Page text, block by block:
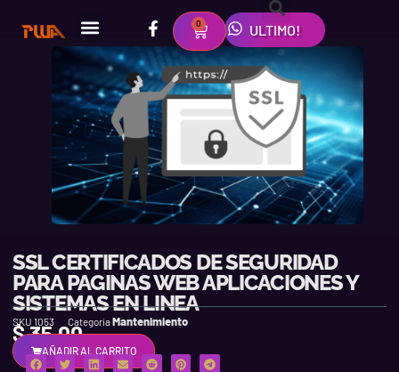
contenido
ULTIMO!
F
a
c
e
b
o
o
k
-
f
I
n
s
t
a
g
r
m
W
h
a
t
s
a
p
p
0
CART
SSL CERTIFICADOS DE SEGURIDAD
PARA PAGINAS WEB APLICACIONES Y
SISTEMAS EN LINEA
SKU 1053 CategoriaMantenimiento
$35.00
AÑADIR AL CARRITO